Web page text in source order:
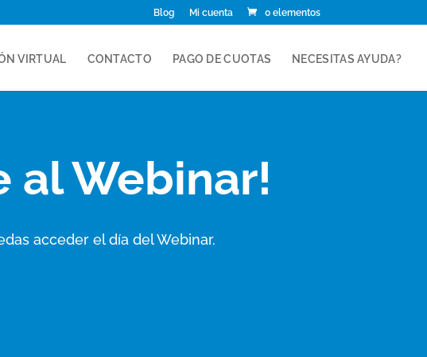
Blog Mi cuenta 0 elementos
VIRTUAL CONTACTO PAGO DE CUOTAS NECESITAS AYUDA?
al Webinar!
acceder el día del Webinar.